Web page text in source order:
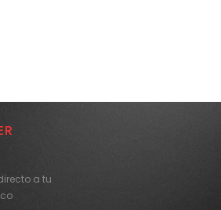
a tu